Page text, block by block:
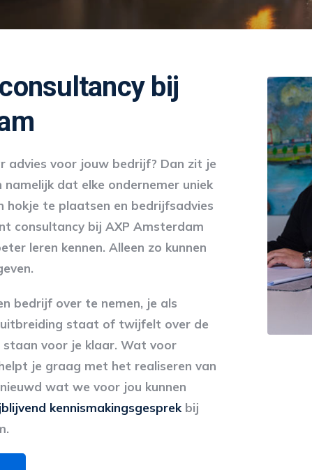
bij
advies voor jouw bedrijf? Dan zit je
dat elke ondernemer uniek
hokje te plaatsen en bedrijfsadvies
consultancy bij AXP Amsterdam
leren kennen. Alleen zo kunnen
bedrijf over te nemen, je als
staat of twijfelt over de
voor je klaar. Wat voor
je graag met het realiseren van
wat we voor jou kunnen
kennismakingsgesprekbij